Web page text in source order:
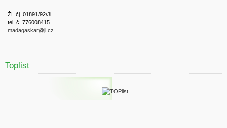
ŽL čj. 01891/92/Ji
tel. č. 776008415
madagaskar@ji.cz
Toplist